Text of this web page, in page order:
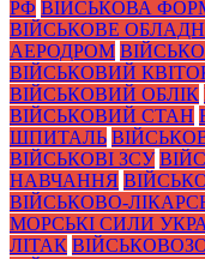
РФ ВІЙСЬКОВА
ВІЙСЬКОВЕ
АЕРОДРОМ
ВІЙСЬКОВИЙ
ВІЙСЬКОВИЙ ОБЛІК
ВІЙСЬКОВИЙ СТАН
ШПИТАЛЬ
ВІЙСЬКОВІ ЗСУ
НАВЧАННЯ
ВІЙСЬКОВО-
МОРСЬКІ СИЛИ
ЛІТАК